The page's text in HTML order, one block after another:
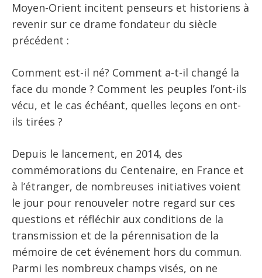
Moyen-Orient incitent penseurs et historiens à
revenir sur ce drame fondateur du siècle
précédent :
Comment est-il né? Comment a-t-il changé la
face du monde ? Comment les peuples l’ont-ils
vécu, et le cas échéant, quelles leçons en ont-
ils tirées ?
Depuis le lancement, en 2014, des
commémorations du Centenaire, en France et
à l’étranger, de nombreuses initiatives voient
le jour pour renouveler notre regard sur ces
questions et réfléchir aux conditions de la
transmission et de la pérennisation de la
mémoire de cet événement hors du commun.
Parmi les nombreux champs visés, on ne